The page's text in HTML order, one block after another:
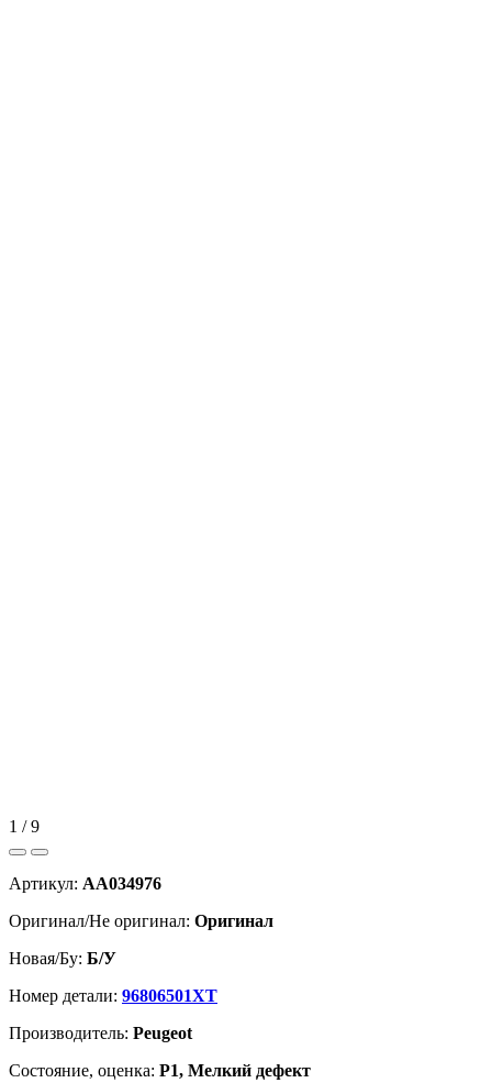
1 / 9
Артикул: AA034976
Оригинал/Не оригинал: Оригинал
Новая/Бу: Б/У
Номер детали: 96806501XT
Производитель: Peugeot
Cостояние, оценка: Р1, Мелкий дефект